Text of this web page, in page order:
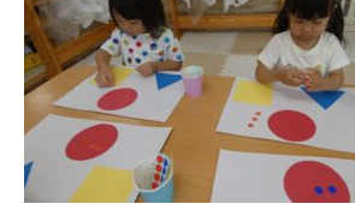
園の1⽇
年間⾏事
預かり保育［ヒラソル ]
美⽊多チコス